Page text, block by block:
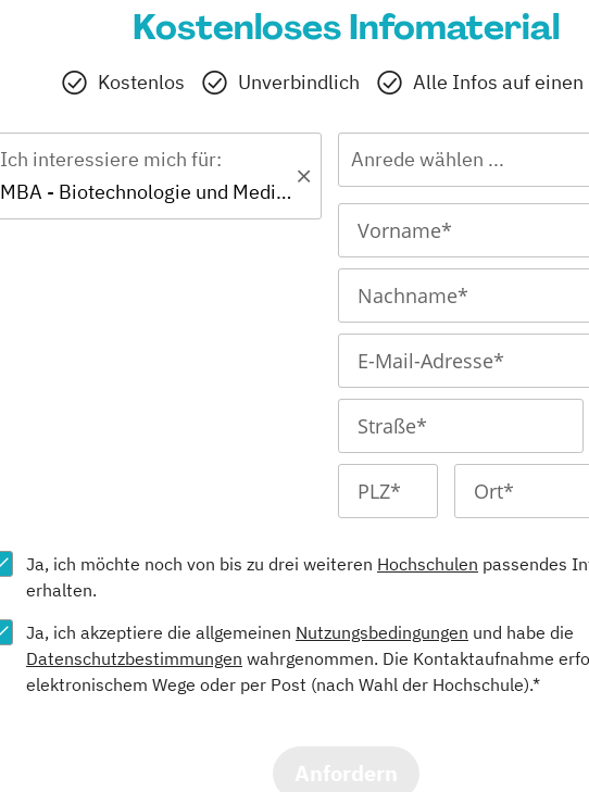
Kostenloses Infomaterial
Kostenlos Unverbindlich Alle Infos auf einen
Ich interessiere mich für:
MBA - Biotechnologie und Medizintechnik
Anrede wählen ...
Ja, ich möchte noch von bis zu drei weiteren Hochschulen passendes
erhalten.
Ja, ich akzeptiere die allgemeinen Nutzungsbedingungen und habe die
Datenschutzbestimmungen wahrgenommen. Die Kontaktaufnahme
elektronischem Wege oder per Post (nach Wahl der Hochschule).*